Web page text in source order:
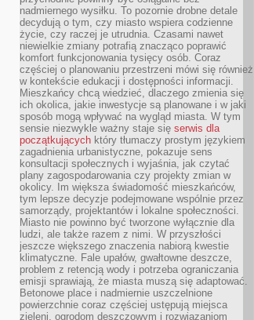
nadmiernego wysiłku. To pozornie drobne detale
decydują o tym, czy miasto wspiera codzienne
życie, czy raczej je utrudnia. Czasami nawet
niewielkie zmiany potrafią znacząco poprawić
komfort funkcjonowania tysięcy osób. Coraz
częściej o planowaniu przestrzeni mówi się również
w kontekście edukacji i dostępności informacji.
Mieszkańcy chcą wiedzieć, dlaczego zmienia się
ich okolica, jakie inwestycje są planowane i w jaki
sposób mogą wpływać na wygląd miasta. W tym
sensie niezwykle ważny staje się serwis dla
początkujących który tłumaczy prostym językiem
zagadnienia urbanistyczne, pokazuje sens
konsultacji społecznych i wyjaśnia, jak czytać
plany zagospodarowania czy projekty zmian w
okolicy. Im większa świadomość mieszkańców,
tym lepsze decyzje podejmowane wspólnie przez
samorządy, projektantów i lokalne społeczności.
Miasto nie powinno być tworzone wyłącznie dla
ludzi, ale także razem z nimi. W przyszłości
jeszcze większego znaczenia nabiorą kwestie
klimatyczne. Fale upałów, gwałtowne deszcze,
problem z retencją wody i potrzeba ograniczania
emisji sprawiają, że miasta muszą się adaptować.
Betonowe place i nadmiernie uszczelnione
powierzchnie coraz częściej ustępują miejsca
zieleni, ogrodom deszczowym i rozwiązaniom